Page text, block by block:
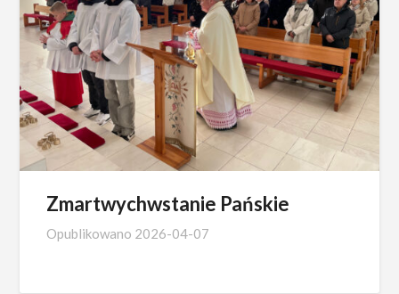
Zmartwychwstanie Pańskie
Opublikowano 2026-04-07